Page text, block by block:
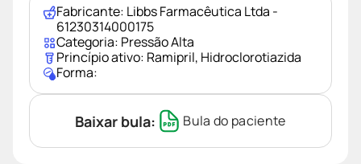
ozivy
protetor solar
fralda pampers
10
Fabricante: Libbs Farmacêutica Ltda -
61230314000175
Categoria: Pressão Alta
Princípio ativo: Ramipril, Hidroclorotiazida
Forma:
Baixar bula: Bula do paciente